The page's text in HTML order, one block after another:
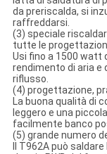
da preriscalda, si
raffreddarsi.
(3) speciale
tutte le
Usi fino a 1500 watt
rendimento di aria e
riflusso.
(4) progettazione,
La buona qualità di
leggero e una
facilmente banco
(5) grande numero
Il T962A può